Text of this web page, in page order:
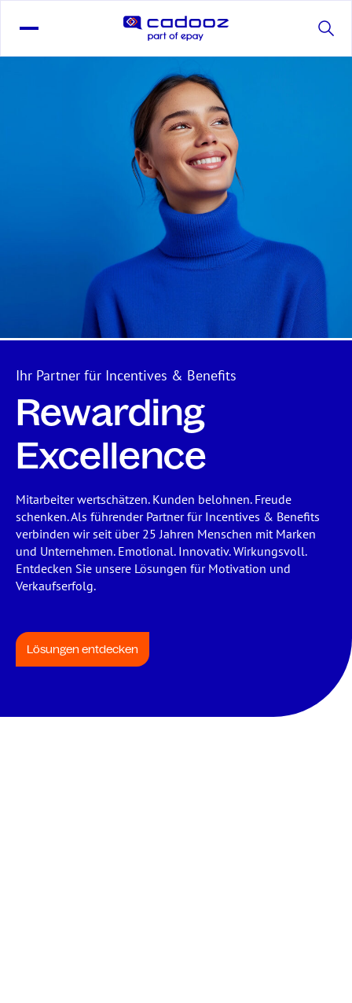
Ihr Partner für Incentives & Benefits
Rewarding
Excellence
Mitarbeiter wertschätzen. Kunden belohnen. Freude
schenken. Als führender Partner für Incentives & Benefits
verbinden wir seit über 25 Jahren Menschen mit Marken
und Unternehmen. Emotional. Innovativ. Wirkungsvoll.
Entdecken Sie unsere Lösungen für Motivation und
Verkaufserfolg.
Lösungen entdecken